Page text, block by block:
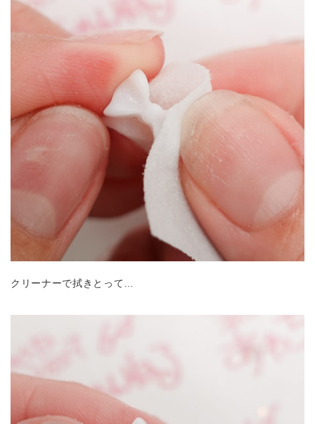
クリーナーで拭きとって…